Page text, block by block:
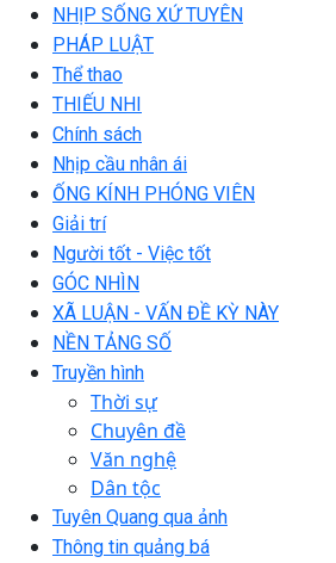
NHỊP SỐNG XỨ TUYÊN
PHÁP LUẬT
Thể thao
THIẾU NHI
Chính sách
Nhịp cầu nhân ái
ỐNG KÍNH PHÓNG VIÊN
Giải trí
Người tốt - Việc tốt
GÓC NHÌN
XÃ LUẬN - VẤN ĐỀ KỲ NÀY
NỀN TẢNG SỐ
Truyền hình
Thời sự
Chuyên đề
Văn nghệ
Dân tộc
Tuyên Quang qua ảnh
Thông tin quảng bá